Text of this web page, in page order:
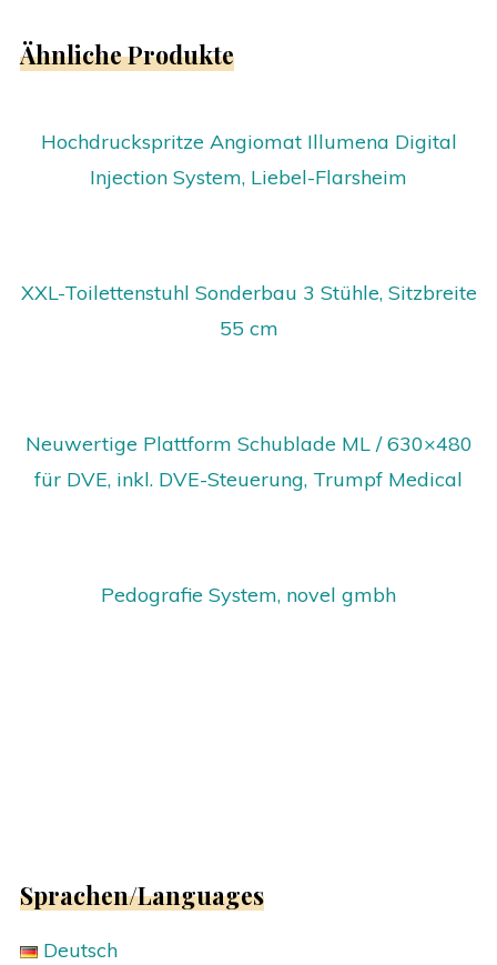
Ähnliche Produkte
Hochdruckspritze Angiomat Illumena Digital
Injection System, Liebel-Flarsheim
XXL-Toilettenstuhl Sonderbau 3 Stühle, Sitzbreite
55 cm
Neuwertige Plattform Schublade ML / 630×480
für DVE, inkl. DVE-Steuerung, Trumpf Medical
Pedografie System, novel gmbh
Sprachen/Languages
Deutsch